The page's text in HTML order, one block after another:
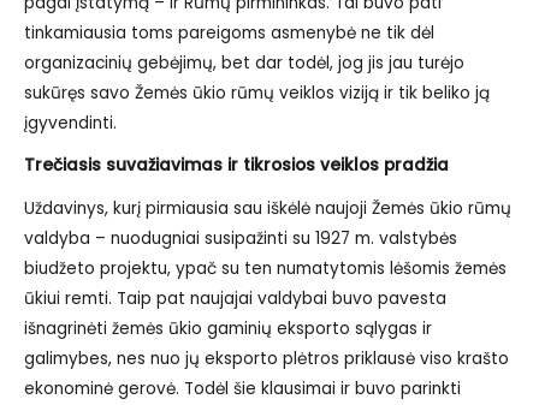
tinkamiausia toms pareigoms asmenybė ne tik dėl
organizacinių gebėjimų, bet dar todėl, jog jis jau turėjo
sukūręs savo Žemės ūkio rūmų veiklos viziją ir tik beliko ją
įgyvendinti.
Trečiasis suvažiavimas ir tikrosios veiklos pradžia
Uždavinys, kurį pirmiausia sau iškėlė naujoji Žemės ūkio rūmų
valdyba – nuodugniai susipažinti su 1927 m. valstybės
biudžeto projektu, ypač su ten numatytomis lėšomis žemės
ūkiui remti. Taip pat naujajai valdybai buvo pavesta
išnagrinėti žemės ūkio gaminių eksporto sąlygas ir
galimybes, nes nuo jų eksporto plėtros priklausė viso krašto
ekonominė gerovė. Todėl šie klausimai ir buvo parinkti